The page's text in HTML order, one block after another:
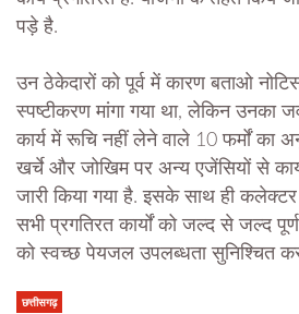
पड़े है.
उन ठेकेदारों को पूर्व में कारण बताओ
स्पष्टीकरण मांगा गया था, लेकिन उनका
कार्य में रूचि नहीं लेने वाले 10 फर्मों का
खर्चे और जोखिम पर अन्य एजेंसियों से
जारी किया गया है. इसके साथ ही
सभी प्रगतिरत कार्यों को जल्द से जल्द
को स्वच्छ पेयजल उपलब्धता सुनिश्चित
छत्तीसगढ़